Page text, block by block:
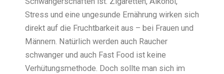
Stress und eine ungesunde Ernährung wirken sich
direkt auf die Fruchtbarkeit aus – bei Frauen und
Männern. Natürlich werden auch Raucher
schwanger und auch Fast Food ist keine
Verhütungsmethode. Doch sollte man sich im